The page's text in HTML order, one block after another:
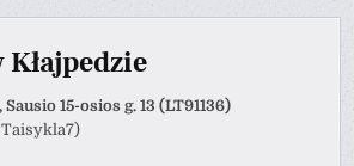
15-osios g. 13 (LT91136)